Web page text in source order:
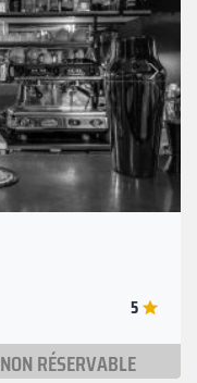
Suivant
5
NON RÉSERVABLE